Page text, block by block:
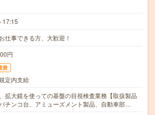
17:15
仕事できる方、大歓迎！
円
費
定内支給
拡大鏡を使っての基盤の目視検査業務【取扱製品
チンコ台、アミューズメント製品、自動車部…